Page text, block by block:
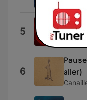
5
6
aller)